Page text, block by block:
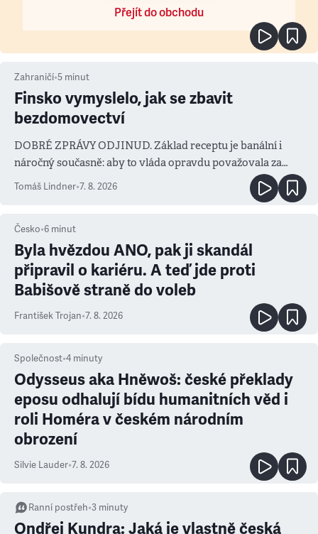
Přejít do obchodu
Zahraničí•5 minut
Finsko vymyslelo, jak se zbavit
bezdomovectví
DOBRÉ ZPRÁVY ODJINUD. Základ receptu je banální i
náročný současně: aby to vláda opravdu považovala za
prioritu
Tomáš Lindner•7. 8. 2026
Česko•6 minut
Byla hvězdou ANO, pak ji skandál
připravil o kariéru. A teď jde proti
Babišově straně do voleb
František Trojan•7. 8. 2026
Společnost•4 minuty
Odysseus aka Hněwoš: české překlady
eposu odhalují bídu humanitních věd i
roli Homéra v českém národním
obrození
Silvie Lauder•7. 8. 2026
Ranní postřeh•3 minuty
Ondřej Kundra: Jaká je vlastně česká